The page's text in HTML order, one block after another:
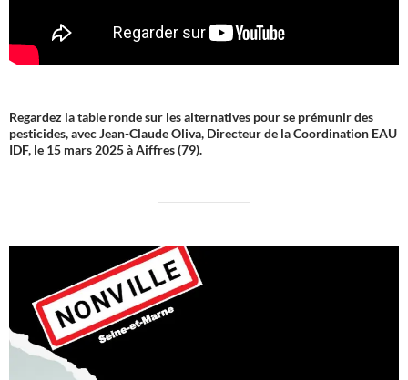
Regardez la table ronde sur les alternatives pour se prémunir des
pesticides, avec Jean-Claude Oliva, Directeur de la Coordination EAU
IDF, le 15 mars 2025 à Aiffres (79).